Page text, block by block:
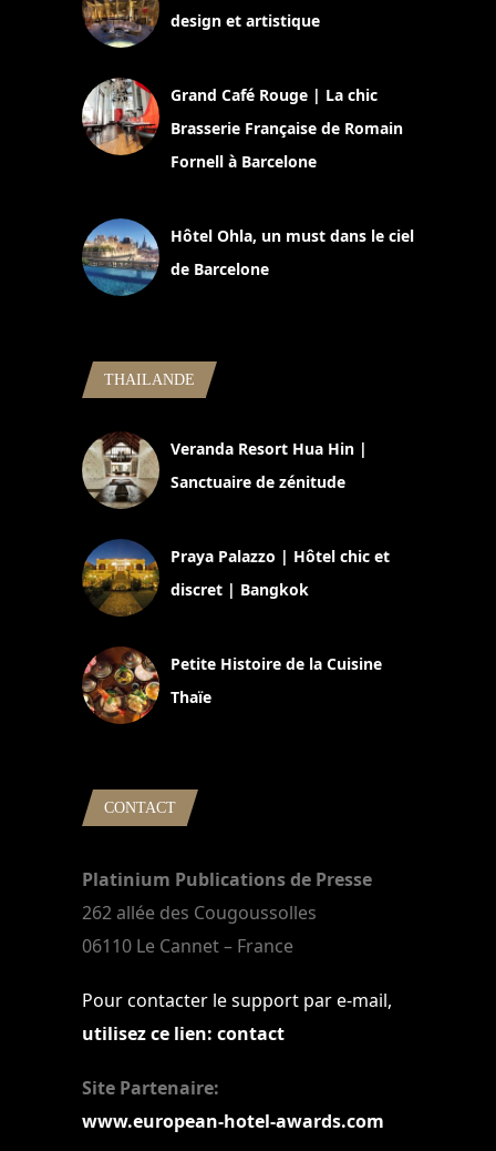
design et artistique
Grand Café Rouge | La chic
Brasserie Française de Romain
Fornell à Barcelone
Hôtel Ohla, un must dans le ciel
de Barcelone
THAILANDE
Veranda Resort Hua Hin |
Sanctuaire de zénitude
Praya Palazzo | Hôtel chic et
discret | Bangkok
Petite Histoire de la Cuisine
Thaïe
CONTACT
Platinium Publications de Presse
262 allée des Cougoussolles
06110 Le Cannet – France
Pour contacter le support par e-mail,
utilisez ce lien: contact
Site Partenaire:
www.european-hotel-awards.com